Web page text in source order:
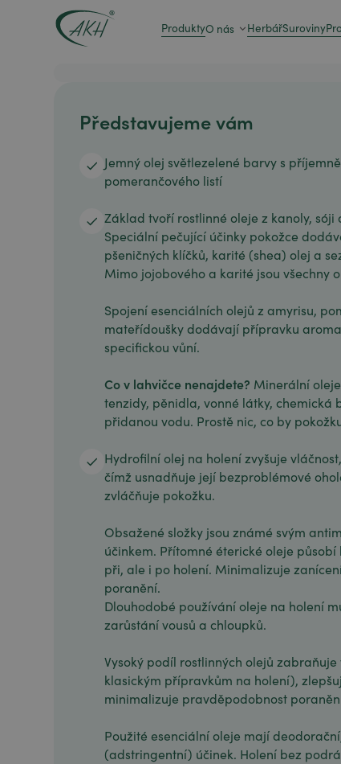
ProduktyO nás HerbářSuroviny
Představujeme vám
Jemný olej světlezelené barvy s
pomerančového listí
Základ tvoří rostlinné oleje z kanoly, sóji
Speciální pečující účinky pokožce
pšeničných klíčků, karité (shea) olej a
Mimo jojobového a karité jsou všechny
Spojení esenciálních olejů z amyrisu,
mateřídoušky dodávají přípravku
specifickou vůní.
Co v lahvičce nenajdete? Minerální
tenzidy, pěnidla, vonné látky, chemická
přidanou vodu. Prostě nic, co by
Hydrofilní olej na holení zvyšuje
čímž usnadňuje její bezproblémové
zvláčňuje pokožku.
Obsažené složky jsou známé svým
účinkem. Přítomné éterické oleje
při, ale i po holení. Minimalizuje
poranění.
Dlouhodobé používání oleje na holení
zarůstání vousů a chloupků.
Vysoký podíl rostlinných olejů
klasickým přípravkům na holení),
minimalizuje pravděpodobnost
Použité esenciální oleje mají
(adstringentní) účinek. Holení bez